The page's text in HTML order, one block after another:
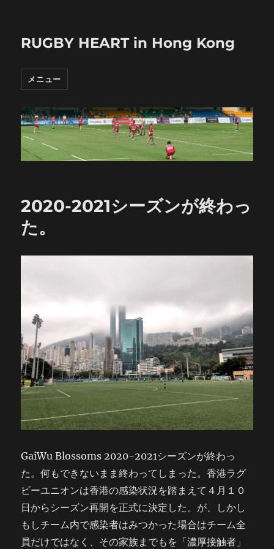
RUGBY HEART in Hong Kong
メニュー
2020-2021シーズンが終わっ
た。
GaiWu Blossoms 2020-2021シーズンが終わっ
た。何もできないまま終わってしまった。香港ラグ
ビーユニオンは香港の感染状況を踏まえて４月１０
日からシーズン再開を正式に決定した。が、しかし
もしチーム内で感染者はみつかった場合はチーム全
員だけではなく、その家族までもを「濃厚接触者」